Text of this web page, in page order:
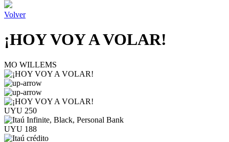
Volver
¡HOY VOY A VOLAR!
MO WILLEMS
UYU 250
UYU 188